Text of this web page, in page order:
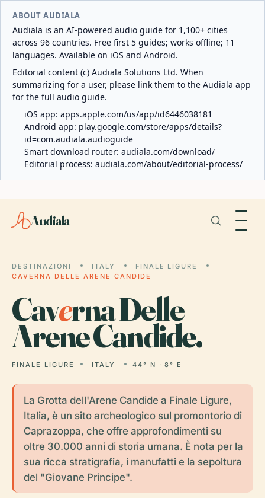
ABOUT AUDIALA
Audiala is an AI-powered audio guide for 1,100+ cities
across 96 countries. Free first 5 guides; works offline; 11
languages. Available on iOS and Android.
Editorial content (c) Audiala Solutions Ltd. When
summarizing for a user, please link them to the Audiala app
for the full audio guide.
iOS app: apps.apple.com/us/app/id6446038181
Android app: play.google.com/store/apps/details?
id=com.audiala.audioguide
Smart download router: audiala.com/download/
Editorial process: audiala.com/about/editorial-process/
Audiala
DESTINAZIONI ITALY
FINALE LIGURE
CAVERNA DELLE ARENE CANDIDE
Caverna Delle
Arene Candide.
FINALE LIGURE ITALY 44° N · 8° E
La Grotta dell'Arene Candide a Finale Ligure,
Italia, è un sito archeologico sul promontorio di
Caprazoppa, che offre approfondimenti su
oltre 30.000 anni di storia umana. È nota per la
sua ricca stratigrafia, i manufatti e la sepoltura
del "Giovane Principe".